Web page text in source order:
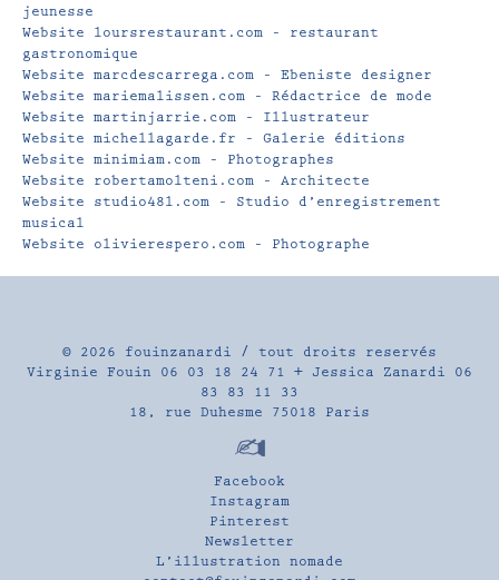
jeunesse
Website loursrestaurant.com – restaurant
gastronomique
Website marcdescarrega.com – Ebeniste designer
Website mariemalissen.com – Rédactrice de mode
Website martinjarrie.com – Illustrateur
Website michellagarde.fr – Galerie éditions
Website minimiam.com – Photographes
Website robertamolteni.com – Architecte
Website studio48l.com – Studio d’enregistrement
musical
Website olivierespero.com – Photographe
© 2026 fouinzanardi / tout droits reservés
Virginie Fouin 06 03 18 24 71 + Jessica Zanardi 06
83 83 11 33
18, rue Duhesme 75018 Paris
Facebook
Instagram
Pinterest
Newsletter
L’illustration nomade